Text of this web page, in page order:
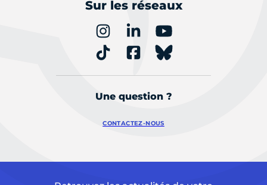
Sur les réseaux
Une question ?
CONTACTEZ-NOUS